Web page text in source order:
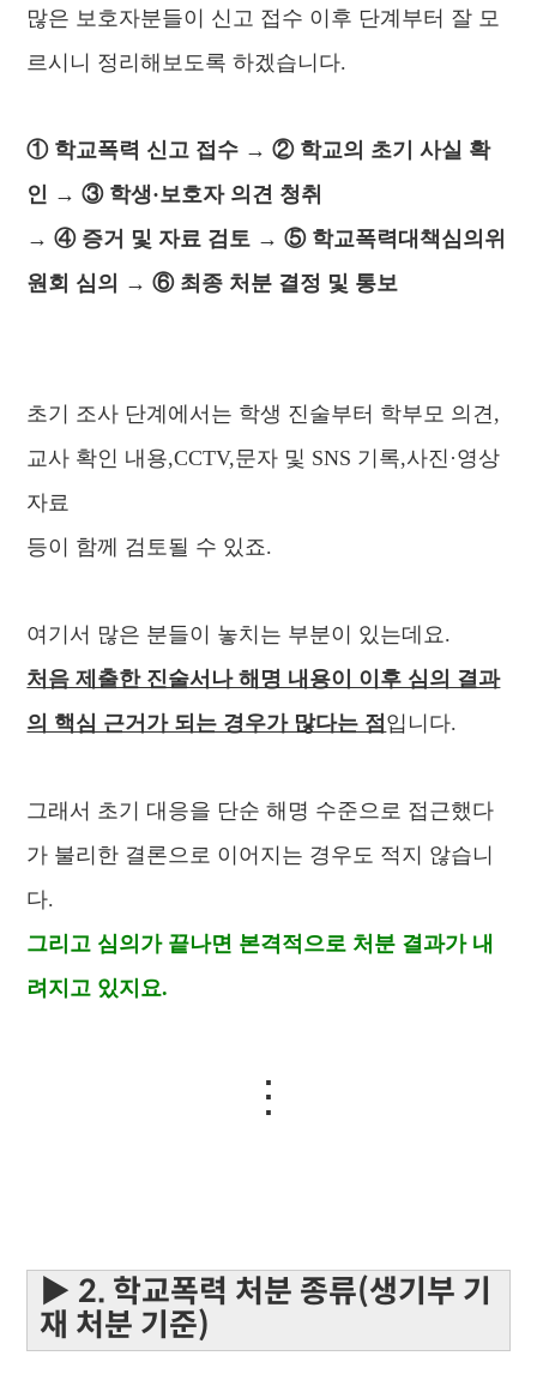
많은 보호자분들이 신고 접수 이후 단계부터 잘 모
르시니 정리해보도록 하겠습니다.
① 학교폭력 신고 접수 → ② 학교의 초기 사실 확
인 → ③ 학생·보호자 의견 청취
→ ④ 증거 및 자료 검토 → ⑤ 학교폭력대책심의위
원회 심의 → ⑥ 최종 처분 결정 및 통보
초기 조사 단계에서는 학생 진술부터 학부모 의견,
교사 확인 내용,CCTV,문자 및 SNS 기록,사진·영상
자료
등이 함께 검토될 수 있죠.
여기서 많은 분들이 놓치는 부분이 있는데요.
처음 제출한 진술서나 해명 내용이 이후 심의 결과
의 핵심 근거가 되는 경우가 많다는 점 입니다.
그래서 초기 대응을 단순 해명 수준으로 접근했다
가 불리한 결론으로 이어지는 경우도 적지 않습니
다.
그리고 심의가 끝나면 본격적으로 처분 결과가 내
려지고 있지요.
⋮
▶ 2. 학교폭력 처분 종류(생기부 기
재 처분 기준)